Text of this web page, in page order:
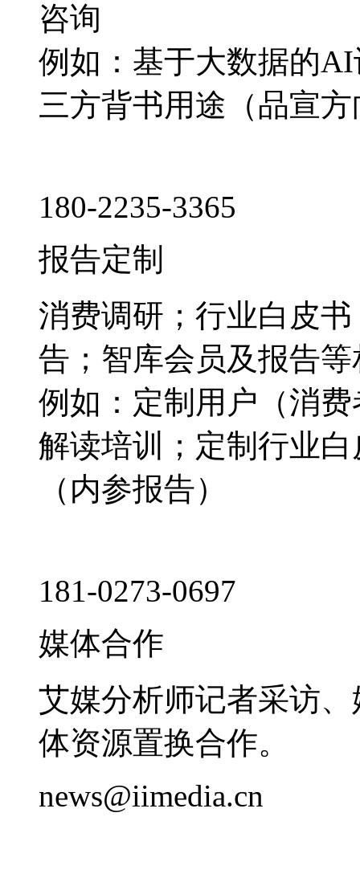
咨询
例如：基于大数据的
三方背书用途（品宣
180-2235-3365
报告定制
消费调研；行业白皮
告；智库会员及报告
例如：定制用户（消
解读培训；定制行业
（内参报告）
181-0273-0697
媒体合作
艾媒分析师记者采访
体资源置换合作。
news@iimedia.cn